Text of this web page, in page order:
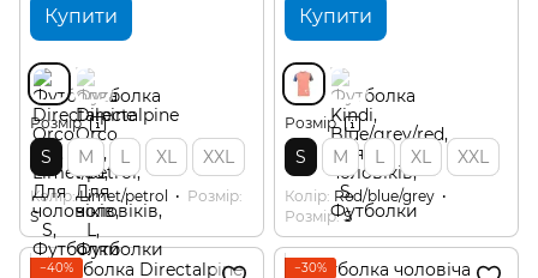
Купити
Розмір
S M L XL XXL
Колір Limet/petrol
Розмір
S
Купити
Розмір
S M L XL XXL
Колір Red/blue/grey
Розмір S
−40% −30%